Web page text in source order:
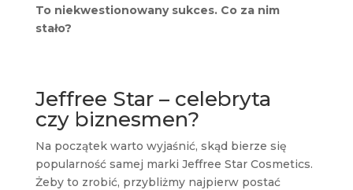
To niekwestionowany sukces. Co za nim
stało?
Jeffree Star – celebryta
czy biznesmen?
Na początek warto wyjaśnić, skąd bierze się
popularność samej marki Jeffree Star Cosmetics.
Żeby to zrobić, przybliżmy najpierw postać